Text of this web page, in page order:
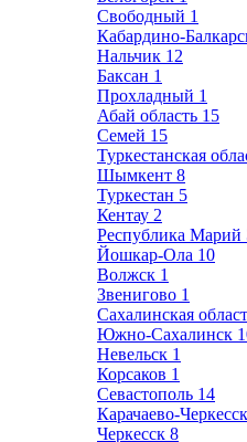
Свободный 1
Кабардино-
Нальчик 12
Баксан 1
Прохладный 1
Абай область 15
Семей 15
Туркестанская
Шымкент 8
Туркестан 5
Кентау 2
Республика Марий
Йошкар-Ола 10
Волжск 1
Звенигово 1
Сахалинская
Южно-Сахалинск
Невельск 1
Корсаков 1
Севастополь 14
Карачаево-
Черкесск 8